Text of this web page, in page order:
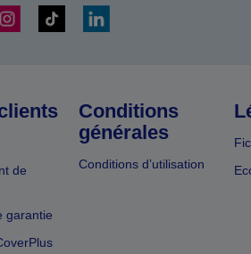
de
garantie
Conditions
générales
Conditions d’utilisation